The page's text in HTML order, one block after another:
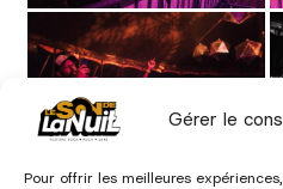
Gérer le
Pour offrir les meilleures